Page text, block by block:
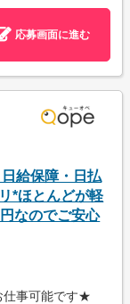
応募画面に進む
日給保障・日払
*ほとんどが軽
なのでご安心
仕事可能です★